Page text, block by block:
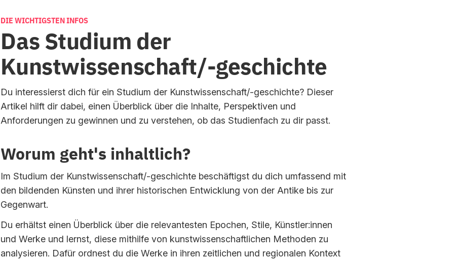
DIE WICHTIGSTEN INFOS
Das Studium der
Kunstwissenschaft/-geschichte
Du interessierst dich für ein Studium der Kunstwissenschaft/-geschichte? Dieser
Artikel hilft dir dabei, einen Überblick über die Inhalte, Perspektiven und
Anforderungen zu gewinnen und zu verstehen, ob das Studienfach zu dir passt.
Worum geht's inhaltlich?
Im Studium der Kunstwissenschaft/-geschichte beschäftigst du dich umfassend mit
den bildenden Künsten und ihrer historischen Entwicklung von der Antike bis zur
Gegenwart.
Du erhältst einen Überblick über die relevantesten Epochen, Stile, Künstler:innen
und Werke und lernst, diese mithilfe von kunstwissenschaftlichen Methoden zu
analysieren. Dafür ordnest du die Werke in ihren zeitlichen und regionalen Kontext